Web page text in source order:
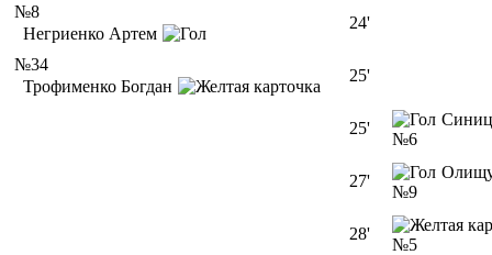
№8
Негриенко Артем
24'
№34
Трофименко Богдан
25'
25'
№6
27'
№9
28'
№5